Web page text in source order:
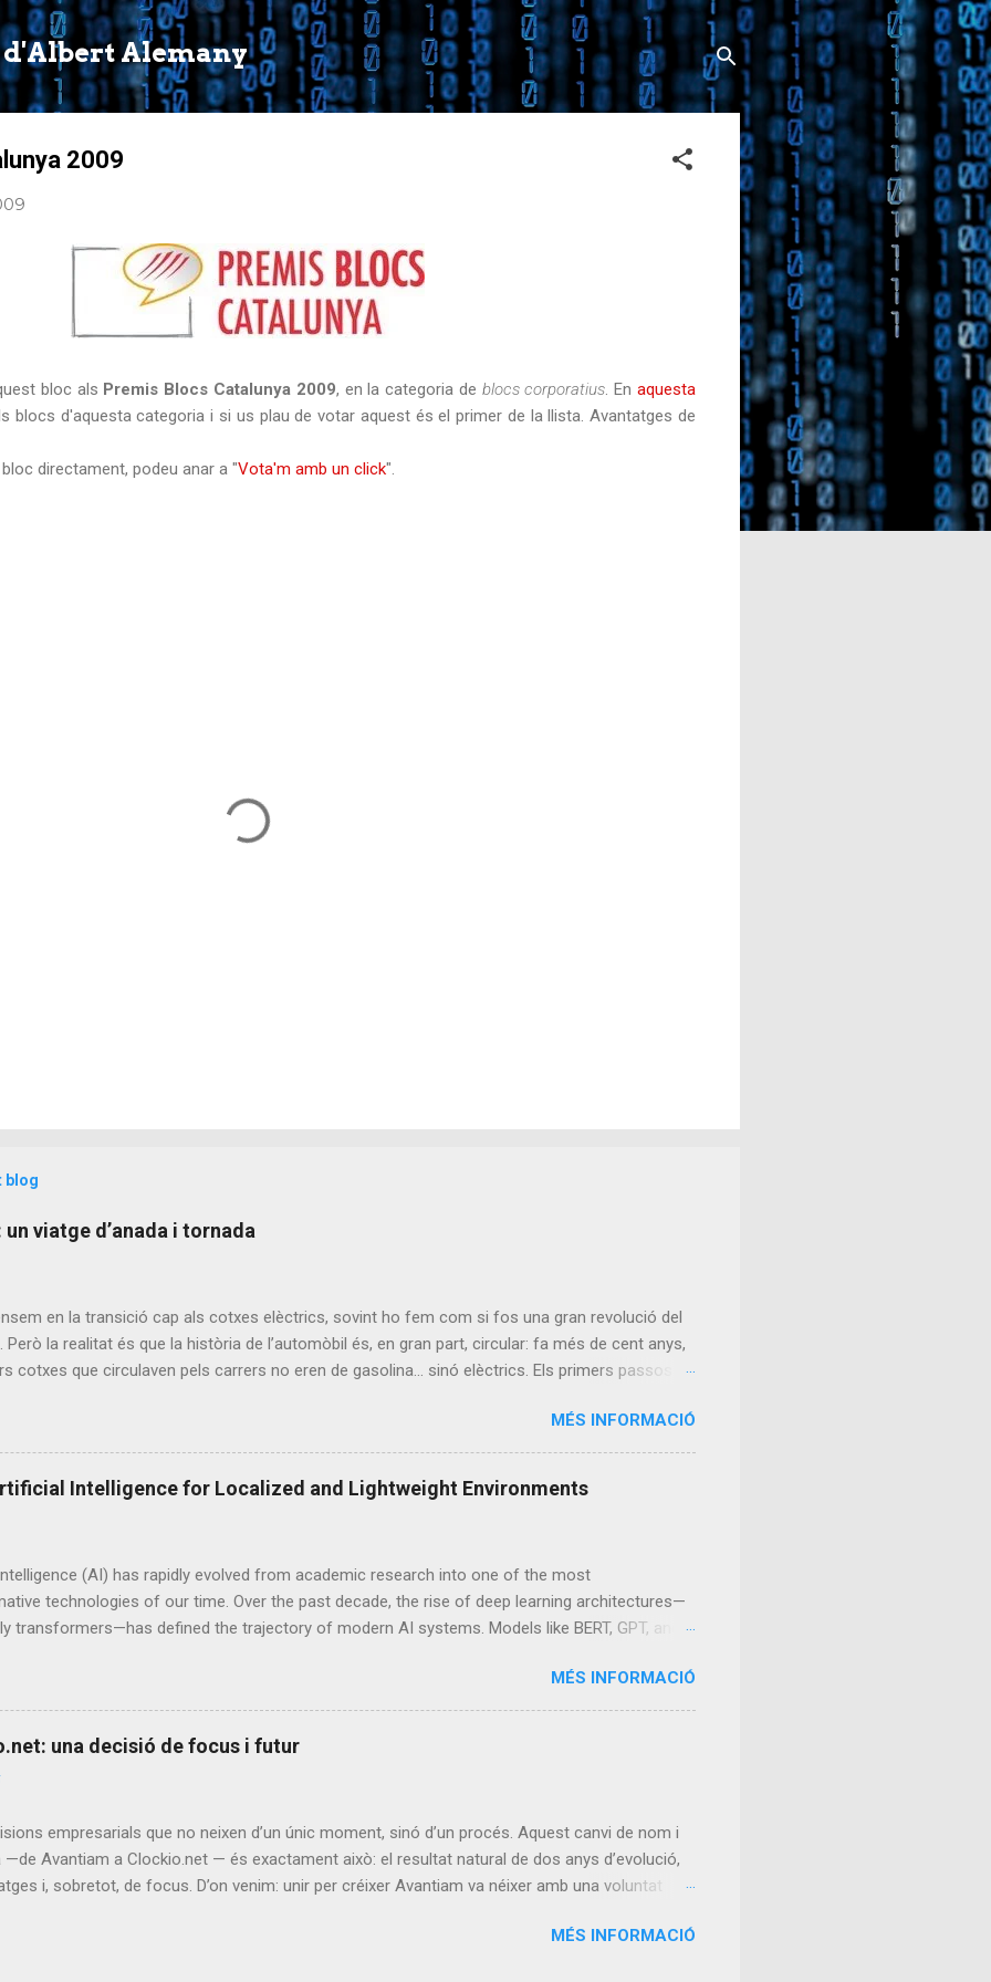
Salta al contingut principal
Alemany
2009
bloc als Premis Blocs Catalunya 2009, en la categoria de blocs corporatius . En aquesta
blocs d'aquesta categoria i si us plau de votar aquest és el primer de la llista. Avantatges de
directament, podeu anar a "Vota'm amb un click".
blog
viatge d’anada i tornada
en la transició cap als cotxes elèctrics, sovint ho fem com si fos una gran revolució del
Però la realitat és que la història de l’automòbil és, en gran part, circular: fa més de cent anys,
cotxes que circulaven pels carrers no eren de gasolina... sinó elèctrics. Els primers passos: el
net, eficient i silenciosa, mentre que el motor de combustió interna, més complex que un motor
va arribar fins al 1861. La comercialització de cotxes elèctrics va començar el 1852, però
vehicles elèctrics no utilitzaven bateries recarregables. Aquestes no arribarien fins a
segle XIX gràcies a les invencions dels francesos Gaston Planté i Camille Faure. A finals del
i principis del XX, l'electricitat ja s'utilitzava en el transport. Cap al 1900, aproximadament el 30%
MÉS INFORMACIÓ
Intelligence for Localized and Lightweight Environments
(AI) has rapidly evolved from academic research into one of the most
technologies of our time. Over the past decade, the rise of deep learning architectures—
transformers—has defined the trajectory of modern AI systems. Models like BERT, GPT, and
However, these systems are typically massive, centralized, and resource-intensive, requiring
of GPUs or TPUs to operate effectively. This article introduces a new concept: MicroAI
AI that relies on distributed, high-power infrastructures, MicroAI focuses on
. The aim is to explore how microservices principles, browser-based computation, and
MÉS INFORMACIÓ
una decisió de focus i futur
empresarials que no neixen d’un únic moment, sinó d’un procés. Aquest canvi de nom i
—de Avantiam a Clockio.net — és exactament això: el resultat natural de dos anys d’evolució,
i, sobretot, de focus. D’on venim: unir per créixer Avantiam va néixer amb una voluntat
no era només una suma de facturació, sinó una suma de coneixement. Alterego
MÉS INFORMACIÓ